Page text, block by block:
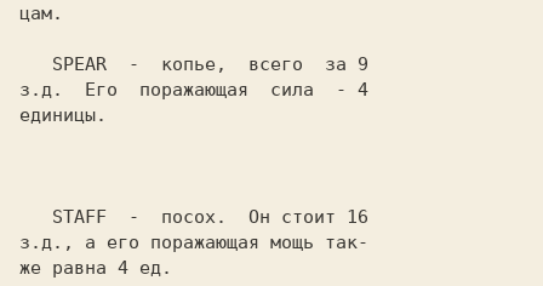
цам.
SPEAR
  -  копье,  всего  за 9
з.д.  Его  поражающая  сила  - 4
единицы.
STAFF
  -  посох.  Он стоит 16
з.д., а его поражающая мощь так-
же равна 4 ед.